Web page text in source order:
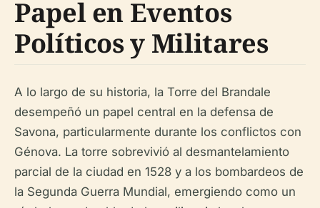
Papel en Eventos
Políticos y Militares
A lo largo de su historia, la Torre del Brandale
desempeñó un papel central en la defensa de
Savona, particularmente durante los conflictos con
Génova. La torre sobrevivió al desmantelamiento
parcial de la ciudad en 1528 y a los bombardeos de
la Segunda Guerra Mundial, emergiendo como un